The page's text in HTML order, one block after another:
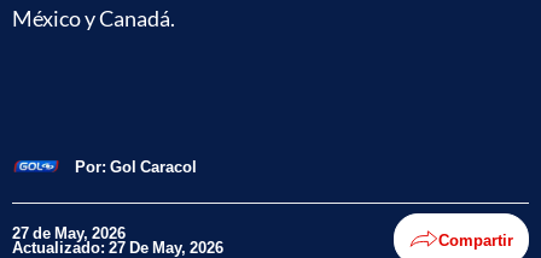
México y Canadá.
Por: Gol Caracol
27 de May, 2026
Actualizado: 27 De May, 2026 Compartir